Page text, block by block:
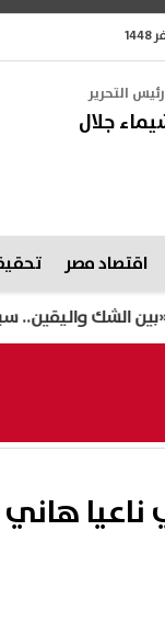
رئيس التحرير
جلال
اقتصاد مصر
واليقين.. سيرة
هاني